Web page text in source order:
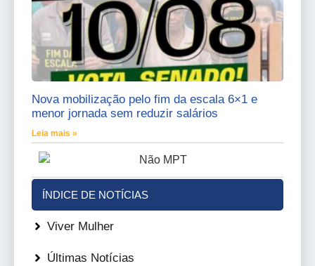
Nova mobilização pelo fim da escala 6×1 e
menor jornada sem reduzir salários
Leia mais »
ÍNDICE DE NOTÍCIAS
Viver Mulher
Últimas Notícias